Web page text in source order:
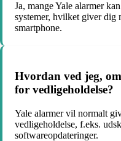
Ja, mange Yale alarmer
systemer, hvilket giver dig
smartphone.
Hvordan ved jeg,
for vedligeholdelse?
Yale alarmer vil normalt
vedligeholdelse, f.eks.
softwareopdateringer.